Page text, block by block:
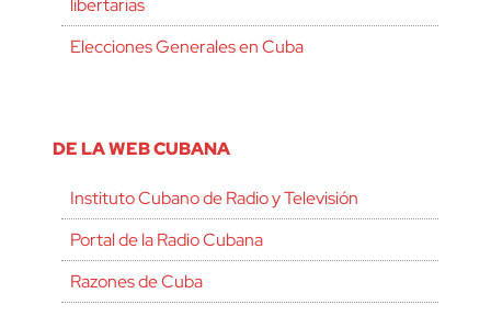
Elecciones Generales en Cuba
DE LA WEB CUBANA
Instituto Cubano de Radio y Televisión
Portal de la Radio Cubana
Razones de Cuba